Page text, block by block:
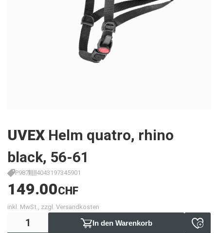
UVEX Helm quatro, rhino
black, 56-61
P987 4043197345901
149.00CHF
inkl. MwSt., zzgl. Versandkosten
In den Warenkorb